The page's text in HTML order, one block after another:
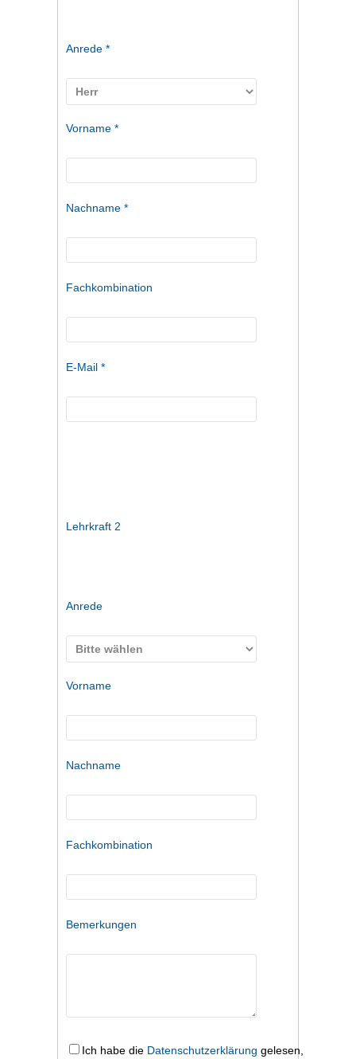
Anrede *
Vorname *
Nachname *
Fachkombination
E-Mail *
Lehrkraft 2
Anrede
Vorname
Nachname
Fachkombination
Bemerkungen
Ich habe die Datenschutzerklärung gelesen,